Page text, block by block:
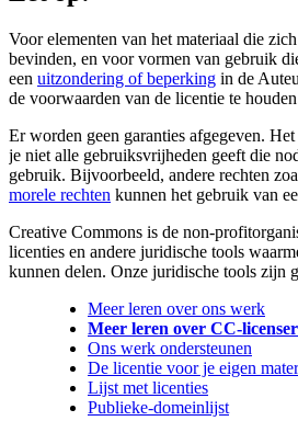
Voor elementen van het materiaal die
bevinden, en voor vormen van gebruik
een uitzondering of beperking in de
de voorwaarden van de licentie te
Er worden geen garanties afgegeven.
je niet alle gebruiksvrijheden geeft die
gebruik. Bijvoorbeeld, andere rechten
morele rechten kunnen het gebruik van
Creative Commons is de non-
licenties en andere juridische tools
kunnen delen. Onze juridische tools zijn
Meer leren over ons werk
Meer leren over CC-
Ons werk ondersteunen
De licentie voor je eigen
Lijst met licenties
Publieke-domeinlijst